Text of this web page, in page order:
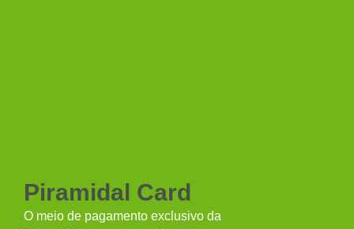
Piramidal Card
O meio de pagamento exclusivo da